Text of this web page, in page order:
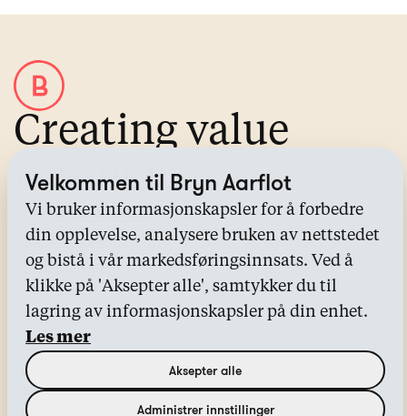
Creating value
through IP
Om Bryn Aarflot
Alle tjenester
Kontakt oss
Bransjer
Kunnskapssenter
Nyheter
Sharefree®
Oppdrift®
© 2024, Bryn Aarflot FacebookLinkedIn
Velkommen til Bryn Aarflot
Vi bruker informasjonskapsler for å forbedre
din opplevelse, analysere bruken av nettstedet
og bistå i vår markedsføringsinnsats. Ved å
klikke på 'Aksepter alle', samtykker du til
lagring av informasjonskapsler på din enhet.
Les mer
Aksepter alle
Administrer innstillinger